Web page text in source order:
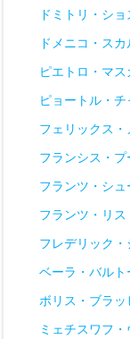
ドミトリ・シ
ドメニコ・ス
ピエトロ・マス
ピョートル・
フェリックス
フランシス・プ
フランツ・シュ
フランツ・リス
フレデリック・
ベーラ・バルト
ボリス・ブラッ
ミェチスワフ